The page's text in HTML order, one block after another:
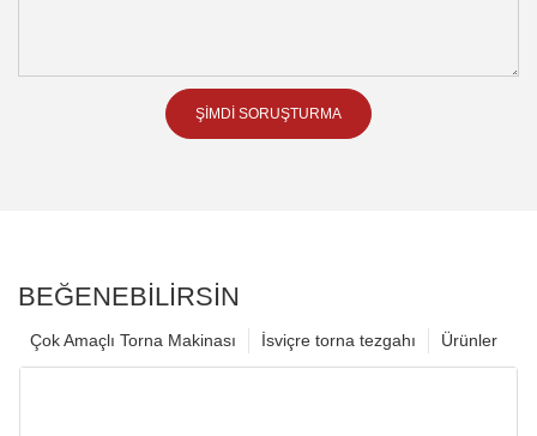
ŞIMDI SORUŞTURMA
BEĞENEBILIRSIN
Ürünler
İsviçre torna tezgahı
Çok Amaçlı Torna Makinası